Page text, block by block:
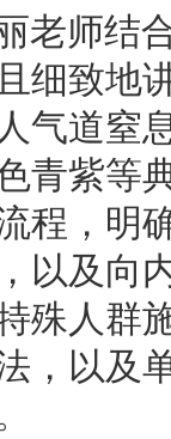
老师结
细致地
气道窒
青紫等
程，明
以及向
殊人群
，以及